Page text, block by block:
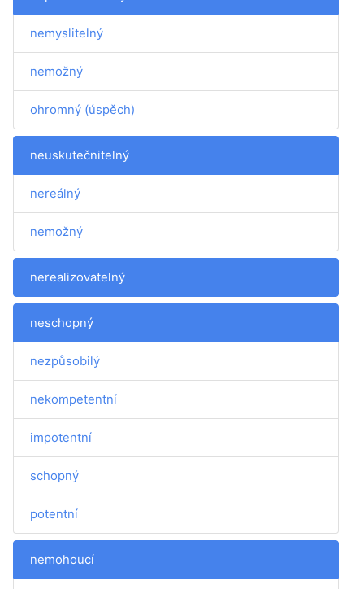
nemyslitelný
nemožný
ohromný (úspěch)
neuskutečnitelný
nereálný
nemožný
nerealizovatelný
neschopný
nezpůsobilý
nekompetentní
impotentní
schopný
potentní
nemohoucí